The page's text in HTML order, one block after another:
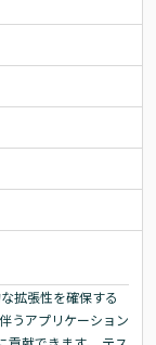
拡張性を確保する
うアプリケーション